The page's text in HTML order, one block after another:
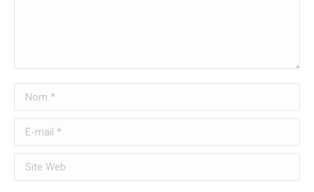
Nom *
E-mail *
Site Web